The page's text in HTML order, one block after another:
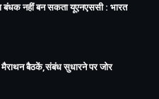
बंधक नहीं बन सकता यूएनएससी : भारत
मैराथन बैठकें,संबंध सुधारने पर जोर